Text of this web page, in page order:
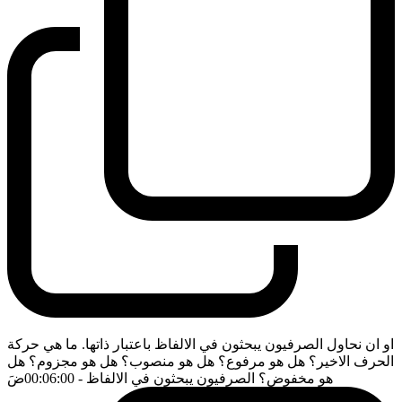
او ان نحاول الصرفيون يبحثون في الالفاظ باعتبار ذاتها. ما هي حركة
الحرف الاخير؟ هل هو مرفوع؟ هل هو منصوب؟ هل هو مجزوم؟ هل
هو مخفوض؟ الصرفيون يبحثون في الالفاظ - 00:06:00 ضَ